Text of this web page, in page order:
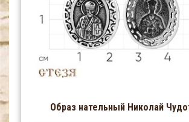
Образ нательный Николай